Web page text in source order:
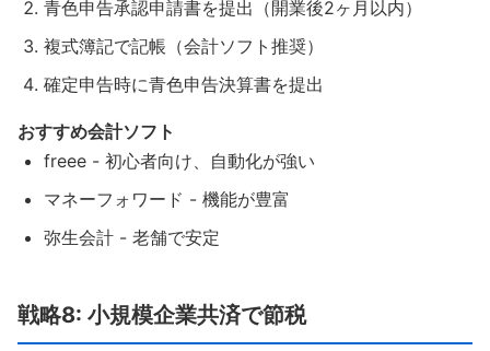
青色申告承認申請書を提出（開業後2ヶ月以内）
複式簿記で記帳（会計ソフト推奨）
確定申告時に青色申告決算書を提出
おすすめ会計ソフト
freee - 初心者向け、自動化が強い
マネーフォワード - 機能が豊富
弥生会計 - 老舗で安定
戦略8: 小規模企業共済で節税